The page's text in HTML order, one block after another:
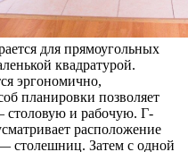
для прямоугольных
квадратурой.
эргономично,
планировки позволяет
столовую и рабочую. Г-
расположение
столешниц. Затем с одной